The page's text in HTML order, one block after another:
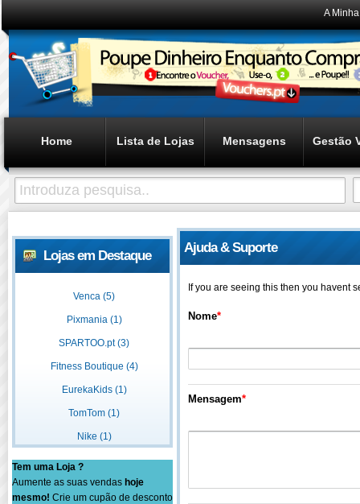
A
Home Lista de Lojas Mensagens Gestão
Lojas em Destaque
Venca (5)
Pixmania (1)
SPARTOO.pt (3)
Fitness Boutique (4)
EurekaKids (1)
TomTom (1)
Nike (1)
Tem uma Loja ?
Aumente as suas vendas hoje
mesmo! Crie um cupão de desconto
Ajuda & Suporte
If you are seeing this then you havent
Nome*
Mensagem*